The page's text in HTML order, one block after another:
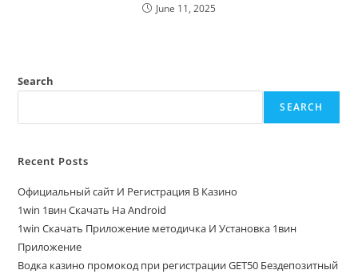
June 11, 2025
Search
SEARCH
Recent Posts
Официальный сайт И Регистрация В Казино
1win 1вин Скачать На Android
1win Скачать Приложение методичка И Установка 1вин
Приложение
Водка казино промокод при регистрации GET50 Бездепозитный